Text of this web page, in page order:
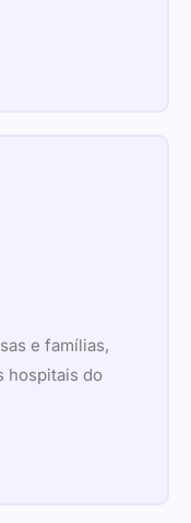
e famílias,
hospitais do